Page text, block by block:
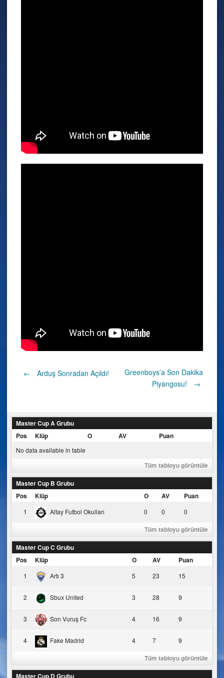
Post
← Arduş Sonradan Açıldı!
Greenboys’a Son Dakika
Piyangosu!
→
Master Cup A Grubu
Pos
Klüp O AV Puan
No data available in table
Tüm tabloyu görüntüle
Master Cup B Grubu
Pos
Klüp O AV Puan
1 Altay Futbol Okulları 0 0 0
Tüm tabloyu görüntüle
Master Cup C Grubu
Pos
Klüp O AV Puan
1 Artı 3 5 23 15
2 Sbux United 3 28 9
3 Son Vuruş Fc 4 16 9
4 Fake Madrid 4 7 9
Tüm tabloyu görüntüle
Master Cup D Grubu